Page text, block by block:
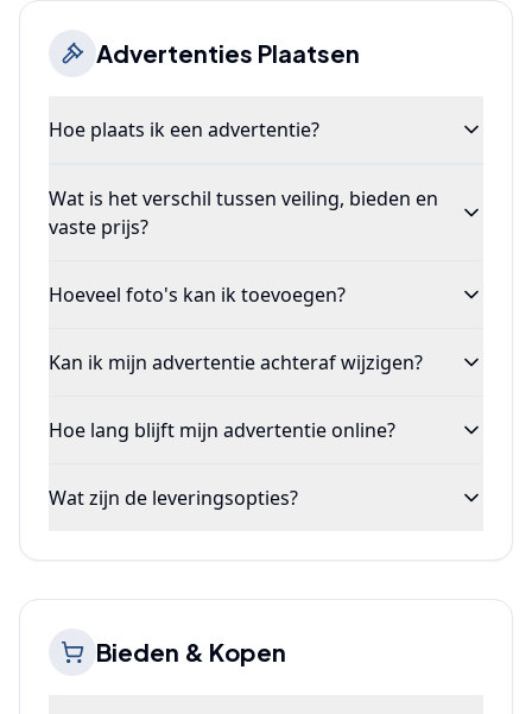
Advertenties Plaatsen
Hoe plaats ik een advertentie?
Wat is het verschil tussen veiling, bieden en
vaste prijs?
Hoeveel foto's kan ik toevoegen?
Kan ik mijn advertentie achteraf wijzigen?
Hoe lang blijft mijn advertentie online?
Wat zijn de leveringsopties?
Bieden & Kopen